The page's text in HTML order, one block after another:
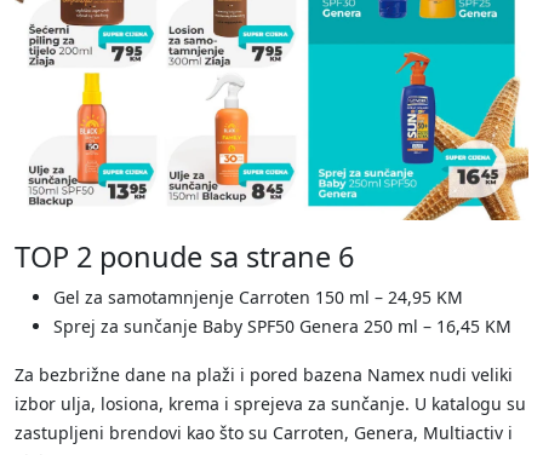
TOP 2 ponude sa strane 6
Gel za samotamnjenje Carroten 150 ml – 24,95 KM
Sprej za sunčanje Baby SPF50 Genera 250 ml – 16,45 KM
Za bezbrižne dane na plaži i pored bazena Namex nudi veliki
izbor ulja, losiona, krema i sprejeva za sunčanje. U katalogu su
zastupljeni brendovi kao što su Carroten, Genera, Multiactiv i